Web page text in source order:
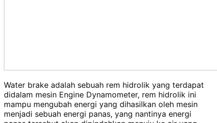
Water brake adalah sebuah rem hidrolik yang terdapat
didalam mesin Engine Dynamometer, rem hidrolik ini
mampu mengubah energi yang dihasilkan oleh mesin
menjadi sebuah energi panas, yang nantinya energi